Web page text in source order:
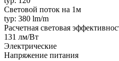
Световой поток на 1м
typ: 380 lm/m
Расчетная световая
131 лм/Вт
Электрические
Напряжение питания